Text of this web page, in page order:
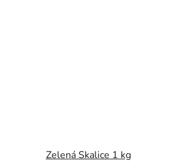
Zelená Skalice 1 kg